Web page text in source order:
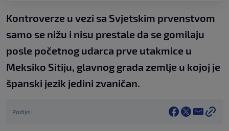
Kontroverze u vezi sa Svjetskim prvenstvom
samo se nižu i nisu prestale da se gomilaju
posle početnog udarca prve utakmice u
Meksiko Sitiju, glavnog grada zemlje u kojoj je
španski jezik jedini zvaničan.
Podijeli